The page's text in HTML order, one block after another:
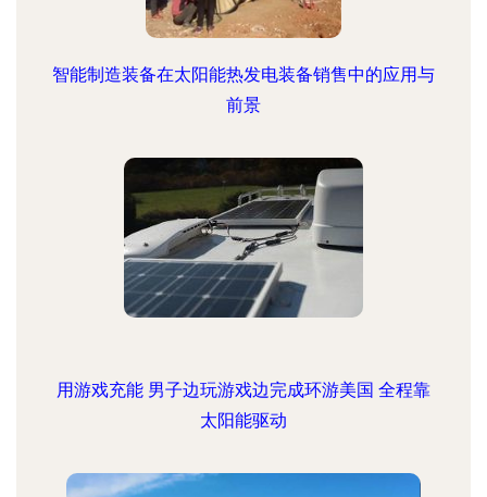
智能制造装备在太阳能热发电装备销售中的应用与
前景
用游戏充能 男子边玩游戏边完成环游美国 全程靠
太阳能驱动